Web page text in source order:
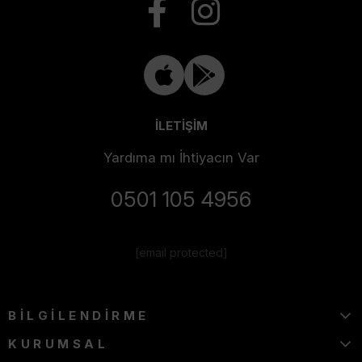
İLETİŞİM
Yardıma mı İhtiyacın Var
0501 105 4956
[email protected]
BİLGİLENDİRME
KURUMSAL